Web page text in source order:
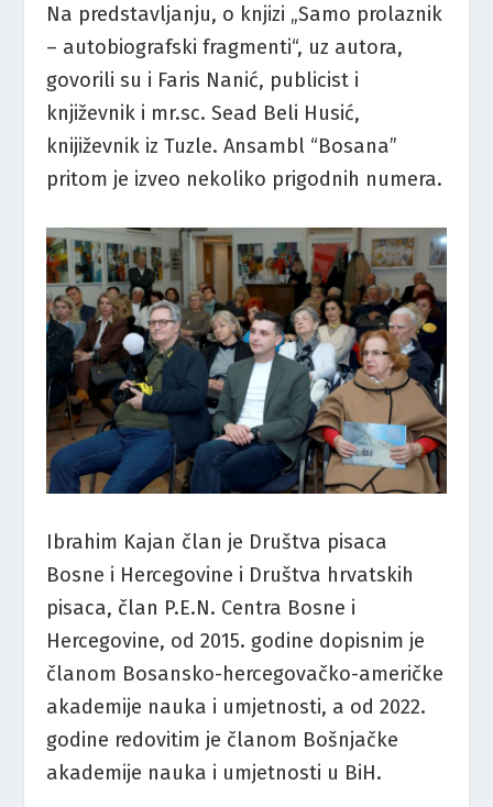
Na predstavljanju, o knjizi „Samo prolaznik
– autobiografski fragmenti“, uz autora,
govorili su i Faris Nanić, publicist i
književnik i mr.sc. Sead Beli Husić,
knijiževnik iz Tuzle. Ansambl “Bosana”
pritom je izveo nekoliko prigodnih numera.
Ibrahim Kajan član je Društva pisaca
Bosne i Hercegovine i Društva hrvatskih
pisaca, član P.E.N. Centra Bosne i
Hercegovine, od 2015. godine dopisnim je
članom Bosansko-hercegovačko-američke
akademije nauka i umjetnosti, a od 2022.
godine redovitim je članom Bošnjačke
akademije nauka i umjetnosti u BiH.